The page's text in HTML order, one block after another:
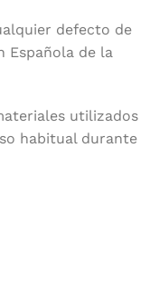
defecto de
Española de la
utilizados
habitual durante